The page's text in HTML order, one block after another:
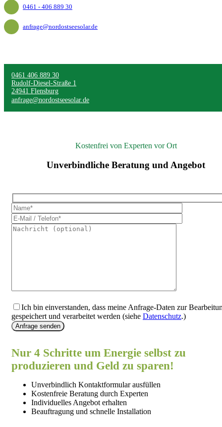
0461 - 406 889 30
anfrage@nordostseesolar.de
0461 406 889 30
Rudolf-Diesel-Straße 1
24941 Flensburg
anfrage@nordostseesolar.de
Kostenfrei von Experten vor Ort
Unverbindliche Beratung und Angebot
Ich bin einverstanden, dass meine Anfrage-Daten zur
gespeichert und verarbeitet werden (siehe Datenschutz.)
Anfrage senden
Nur 4 Schritte um Energie selbst zu
produzieren und Geld zu sparen!
Unverbindlich Kontaktformular ausfüllen
Kostenfreie Beratung durch Experten
Individuelles Angebot erhalten
Beauftragung und schnelle Installation